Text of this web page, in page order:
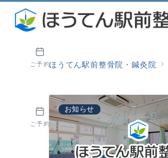
ご予約
ご予約ほうてん駅前整骨院・鍼灸院
お知らせ